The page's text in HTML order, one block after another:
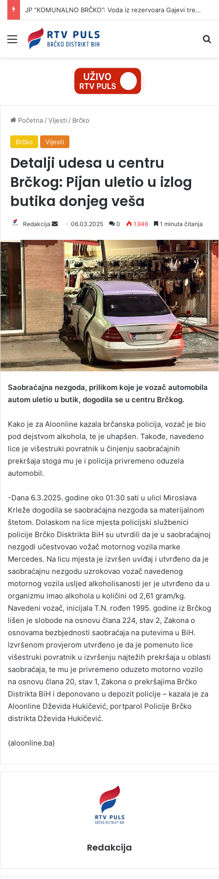
JP “KOMUNALNO BRČKO”: Voda iz rezervoara Gajevi trenutno nije za piće
Izbornik
Početna /Vijesti / Brčko
Brčko Vijesti
Detalji udesa u centru
Brčkog: Pijan uletio u izlog
butika donjeg veša
Redakcija
n
d
a
n
e
m
a
i
l
06.03.2025 0 1.946 1 minuta čitanja
Saobraćajna nezgoda, prilikom koje je vozač automobila
autom uletio u butik, dogodila se u centru Brčkog.
Kako je za Aloonline kazala brčanska policija, vozač je bio
pod dejstvom alkohola, te je uhapšen. Takođe, navedeno
lice je višestruki povratnik u činjenju saobraćajnih
prekršaja stoga mu je i policija privremeno oduzela
automobil.
-Dana 6.3.2025. godine oko 01:30 sati u ulici Miroslava
Krleže dogodila se saobraćajna nezgoda sa materijalnom
štetom. Dolaskom na lice mjesta policijski službenici
policije Brčko Disktrikta BiH su utvrdili da je u saobraćajnoj
nezgodi učestvovao vožač motornog vozila marke
Mercedes. Na licu mjesta je izvršen uviđaj i utvrđeno da je
saobraćajnu nezgodu uzrokovao vozač navedenog
motornog vozila usljed alkoholisanosti jer je utvrđeno da u
organizmu imao alkohola u količini od 2,61 gram/kg.
Navedeni vozač, inicijala T.N. rođen 1995. godine iz Brčkog
lišen je slobode na osnovu člana 224, stav 2, Zakona o
osnovama bezbjednosti saobraćaja na putevima u BiH.
Izvršenom provjerom utvrđeno je da je pomenuto lice
višestruki povratnik u izvršenju najtežih prekršaja u oblasti
saobraćaja, te mu je privremeno oduzeto motorno vozilo
na osnovu člana 20, stav 1, Zakona o prekršajima Brčko
Distrikta BiH i deponovano u depozit policije – kazala je za
Aloonline Dževida Hukičević, portparol Policije Brčko
distrikta Dževida Hukičević.
(aloonline.ba)
Redakcija